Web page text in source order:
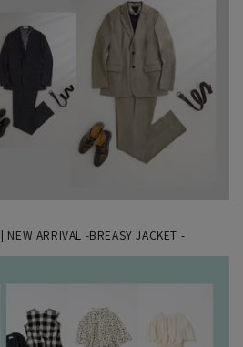
NEW ARRIVAL -BREASY JACKET -